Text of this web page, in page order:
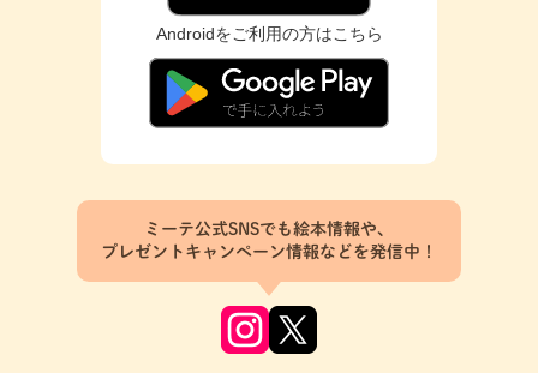
Androidをご利用の方はこちら
ミーテ公式SNSでも絵本情報や、
プレゼントキャンペーン情報などを発信中！